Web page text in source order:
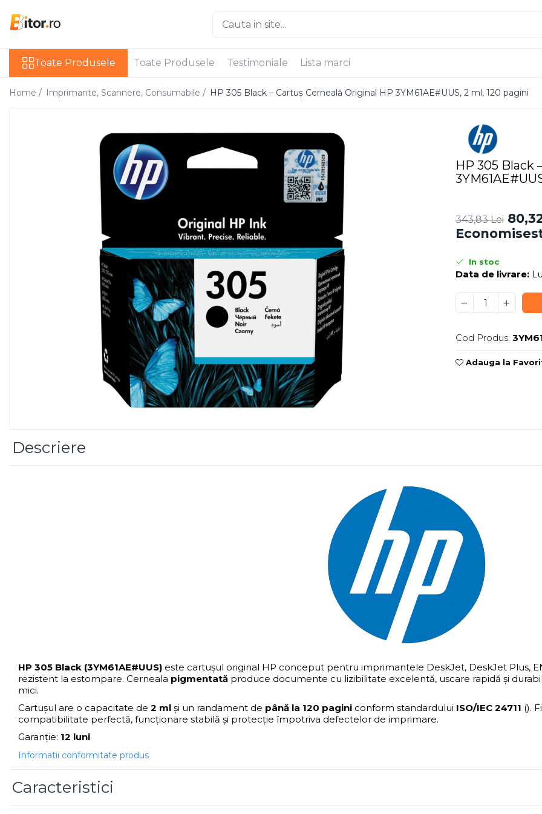
Laptop , PC, Tablete
Laptop-uri
Laptop-uri Gaming
Imprimante, Scannere,
Imprimante & Multifuncționale
Imprimanta Laser Color
Imprimanta Laser Mono
Imprimante Matriciale
Multifuncțional Cerneală
Multifuncțional Laser Mono
Accesorii Imprimante &
Consumabile & Filamente 3D
Consumabile - toner
Cabluri & Adaptoare Audio-Video
Suporturi - altele
Suporturi TV Birou
Suporturi TV Perete
Boxe
Boxe PC & Soundbar
Camere Foto & Sisteme Optice
Toate Produsele Toate Produsele Testimoniale Lista marci
Home / Imprimante, Scannere, Consumabile / HP 305 Black – Cartuș Cerneală Original HP 3YM61AE#UUS, 2 ml, 120 pagini
HP 305 Black
343,83 Lei
In stoc
Data de livrare:
Cod Produs:
Adauga la
Descriere
HP 305 Black (3YM61AE#UUS) este cartușul original HP conceput pentru imprimantele DeskJet, DeskJet Plus,
rezistent la estompare. Cerneala pigmentată produce documente cu lizibilitate excelentă, uscare rapidă și
mici.
Cartușul are o capacitate de 2 ml și un randament de până la 120 pagini conform standardului ISO/IEC 24711 ().
compatibilitate perfectă, funcționare stabilă și protecție împotriva defectelor de imprimare.
Garanție: 12 luni
Informatii conformitate produs
Caracteristici